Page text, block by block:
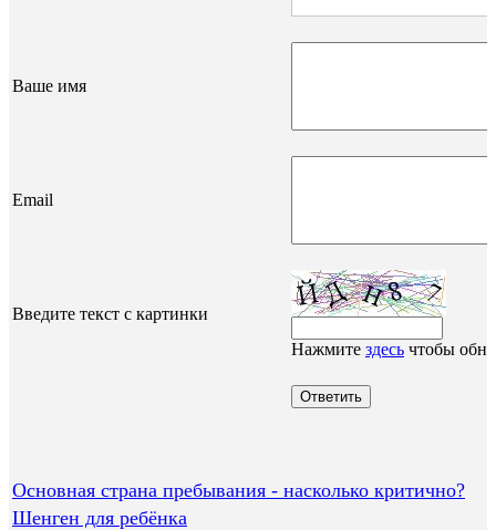
Ваше имя
Email
Введите текст с картинки
Нажмите здесь чтобы
Основная страна пребывания - насколько критично?
Шенген для ребёнка